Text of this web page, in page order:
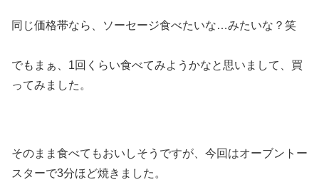
同じ価格帯なら、ソーセージ食べたいな…みたいな？笑
でもまぁ、1回くらい食べてみようかなと思いまして、買
ってみました。
そのまま食べてもおいしそうですが、今回はオーブントー
スターで3分ほど焼きました。